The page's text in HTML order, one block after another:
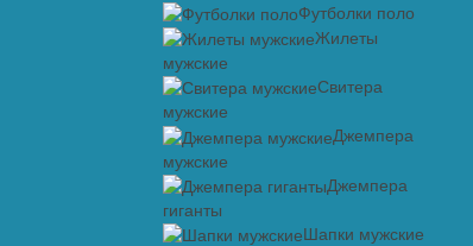
Футболки поло
Жилеты
мужские
Свитера
мужские
Джемпера
мужские
Джемпера
гиганты
Шапки мужские